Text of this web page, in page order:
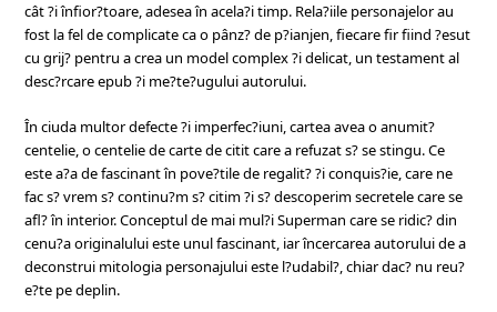
cât ?i înfior?toare, adesea în acela?i timp. Rela?iile personajelor au
fost la fel de complicate ca o pânz? de p?ianjen, fiecare fir fiind ?esut
cu grij? pentru a crea un model complex ?i delicat, un testament al
desc?rcare epub ?i me?te?ugului autorului.
În ciuda multor defecte ?i imperfec?iuni, cartea avea o anumit?
centelie, o centelie de carte de citit care a refuzat s? se stingu. Ce
este a?a de fascinant în pove?tile de regalit? ?i conquis?ie, care ne
fac s? vrem s? continu?m s? citim ?i s? descoperim secretele care se
afl? în interior. Conceptul de mai mul?i Superman care se ridic? din
cenu?a originalului este unul fascinant, iar încercarea autorului de a
deconstrui mitologia personajului este l?udabil?, chiar dac? nu reu?
e?te pe deplin.